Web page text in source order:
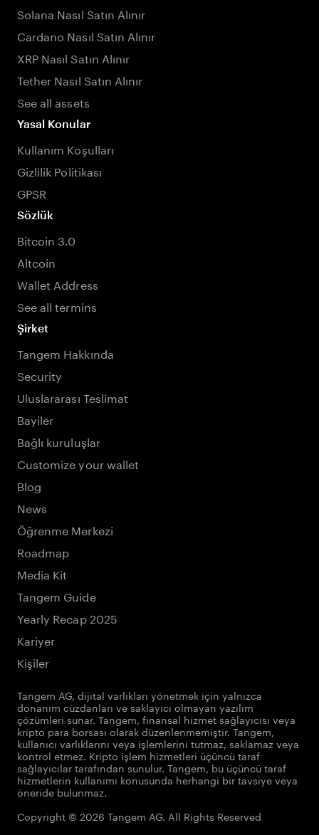
Solana Nasıl Satın Alınır
Cardano Nasıl Satın Alınır
XRP Nasıl Satın Alınır
Tether Nasıl Satın Alınır
See all assets
Yasal Konular
Kullanım Koşulları
Gizlilik Politikası
GPSR
Sözlük
Bitcoin 3.0
Altcoin
Wallet Address
See all termins
Şirket
Tangem Hakkında
Security
Uluslararası Teslimat
Bayiler
Bağlı kuruluşlar
Customize your wallet
Blog
News
Öğrenme Merkezi
Roadmap
Media Kit
Tangem Guide
Yearly Recap 2025
Kariyer
Kişiler
Tangem AG, dijital varlıkları yönetmek için yalnızca
donanım cüzdanları ve saklayıcı olmayan yazılım
çözümleri sunar. Tangem, finansal hizmet sağlayıcısı veya
kripto para borsası olarak düzenlenmemiştir. Tangem,
kullanıcı varlıklarını veya işlemlerini tutmaz, saklamaz veya
kontrol etmez. Kripto işlem hizmetleri üçüncü taraf
sağlayıcılar tarafından sunulur. Tangem, bu üçüncü taraf
hizmetlerin kullanımı konusunda herhangi bir tavsiye veya
öneride bulunmaz.